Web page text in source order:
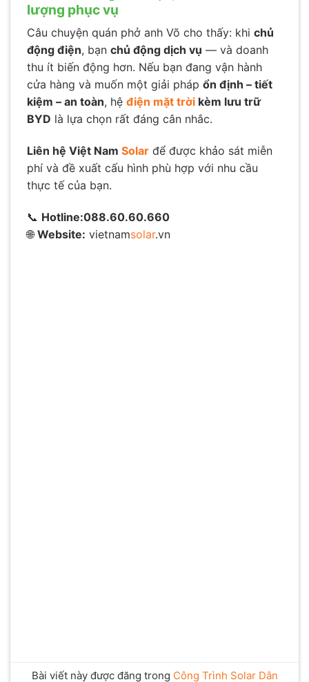
lượng phục vụ
Câu chuyện quán phở anh Võ cho thấy: khi chủ
động điện, bạn chủ động dịch vụ — và doanh
thu ít biến động hơn. Nếu bạn đang vận hành
cửa hàng và muốn một giải pháp ổn định – tiết
kiệm – an toàn, hệ điện mặt trời kèm lưu trữ
BYD là lựa chọn rất đáng cân nhắc.
Liên hệ Việt Nam Solar để được khảo sát miễn
phí và đề xuất cấu hình phù hợp với nhu cầu
thực tế của bạn.
📞 Hotline:088.60.60.660
🌐 Website: vietnamsolar.vn
Bài viết này được đăng trong Công Trình Solar Dân